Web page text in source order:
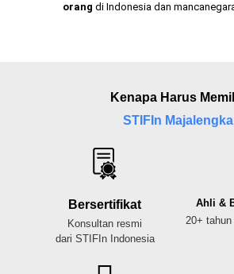
orang di Indonesia dan
Kenapa Harus
STIFIn Majalengka
Bersertifikat
Konsultan resmi
dari STIFIn Indonesia
Ahli &
20+